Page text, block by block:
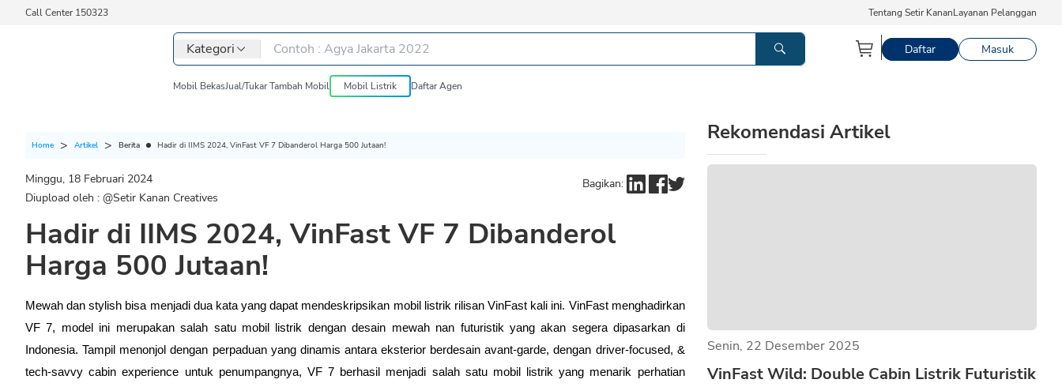
Call Center 150323 Tentang Setir KananLayanan Pelanggan
Kategori Daftar Masuk
Mobil BekasJual/Tukar Tambah Mobil Mobil Listrik Daftar Agen
Home Artikel Berita Hadir di IIMS 2024, VinFast VF 7 Dibanderol Harga 500 Jutaan!
Minggu, 18 Februari 2024
Diupload oleh : @Setir Kanan Creatives
Bagikan:
Hadir di IIMS 2024, VinFast VF 7 Dibanderol
Harga 500 Jutaan!
Mewah dan stylish bisa menjadi dua kata yang dapat mendeskripsikan mobil listrik rilisan VinFast kali ini. VinFast menghadirkan
VF 7, model ini merupakan salah satu mobil listrik dengan desain mewah nan futuristik yang akan segera dipasarkan di
Indonesia. Tampil menonjol dengan perpaduan yang dinamis antara eksterior berdesain avant-garde, dengan driver-focused, &
tech-savvy cabin experience untuk penumpangnya, VF 7 berhasil menjadi salah satu mobil listrik yang menarik perhatian
Rekomendasi Artikel
Senin, 22 Desember 2025
VinFast Wild: Double Cabin Listrik Futuristik